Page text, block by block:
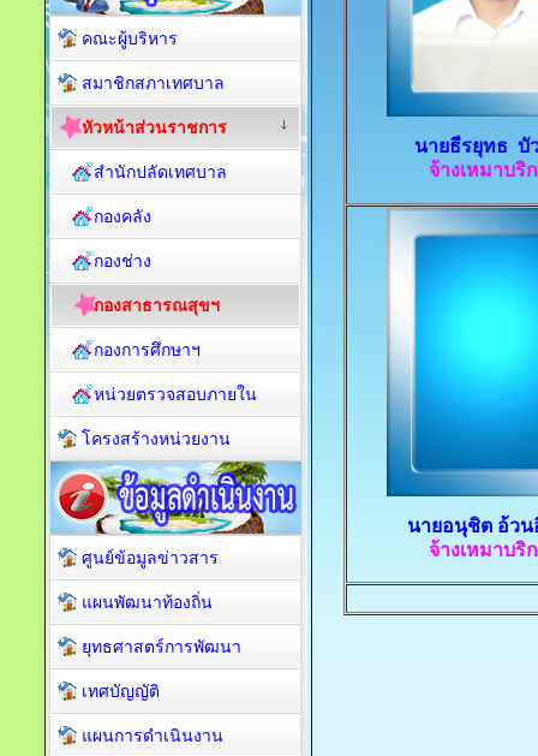
นายธีรยุทธ บั
จ้างเหมาบริ
นายอนุชิต อ้ว
จ้างเหมาบริ
คณะผู้บริหาร
สมาชิกสภาเทศบาล
หัวหน้าส่วนราชการ
สำนักปลัดเทศบาล
กองคลัง
กองช่าง
กองสาธารณสุขฯ
กองการศึกษาฯ
หน่วยตรวจสอบภายใน
โครงสร้างหน่วยงาน
ศูนย์ข้อมูลข่าวสาร
แผนพัฒนาท้องถิ่น
ยุทธศาสตร์การพัฒนา
เทศบัญญัติ
แผนการดำเนินงาน